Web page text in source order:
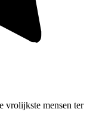
vrolijkste mensen ter